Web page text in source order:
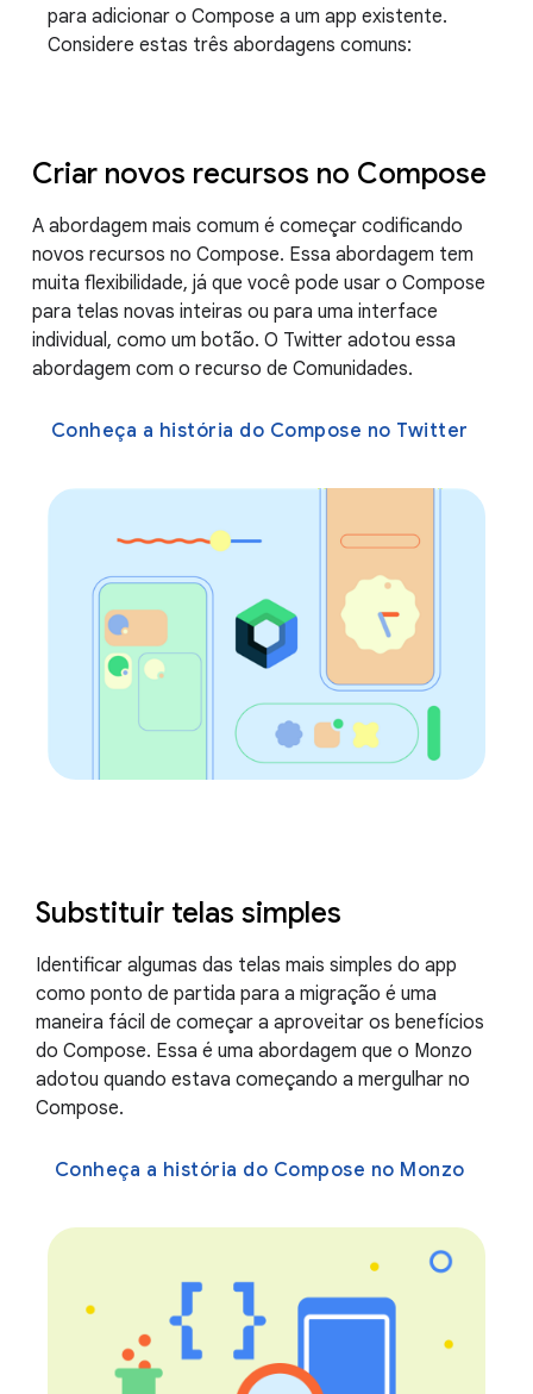
para adicionar o Compose a um app existente.
Considere estas três abordagens comuns:
Criar novos recursos no Compose
A abordagem mais comum é começar codificando
novos recursos no Compose. Essa abordagem tem
muita flexibilidade, já que você pode usar o Compose
para telas novas inteiras ou para uma interface
individual, como um botão. O Twitter adotou essa
abordagem com o recurso de Comunidades.
Conheça a história do Compose no Twitter
Substituir telas simples
Identificar algumas das telas mais simples do app
como ponto de partida para a migração é uma
maneira fácil de começar a aproveitar os benefícios
do Compose. Essa é uma abordagem que o Monzo
adotou quando estava começando a mergulhar no
Compose.
Conheça a história do Compose no Monzo